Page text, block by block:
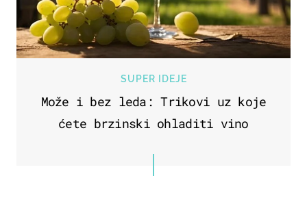
SUPER IDEJE
Može i bez leda: Trikovi uz koje
ćete brzinski ohladiti vino